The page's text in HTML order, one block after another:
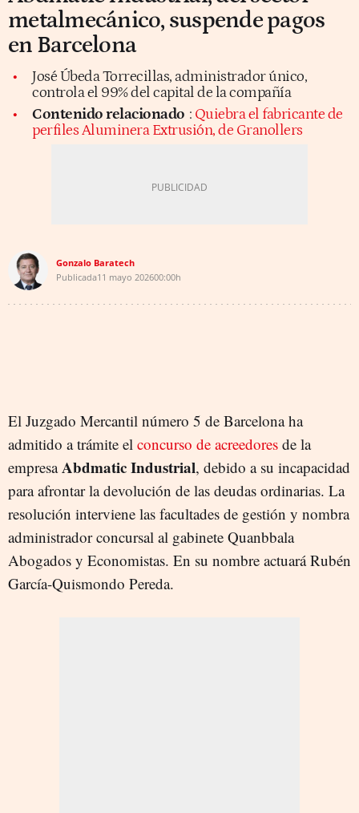
metalmecánico, suspende pagos
en Barcelona
José Úbeda Torrecillas, administrador único,
controla el 99% del capital de la compañía
Contenido relacionado : Quiebra el fabricante de
perfiles Aluminera Extrusión, de Granollers
Gonzalo Baratech
Publicada11 mayo 202600:00h
El Juzgado Mercantil número 5 de Barcelona ha
admitido a trámite el concurso de acreedores de la
empresaAbdmatic Industrial, debido a su incapacidad
para afrontar la devolución de las deudas ordinarias. La
resolución interviene las facultades de gestión y nombra
administrador concursal al gabinete Quanbbala
Abogados y Economistas. En su nombre actuará Rubén
García-Quismondo Pereda.